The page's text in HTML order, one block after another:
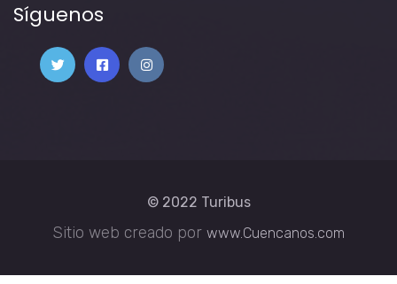
Síguenos
© 2022 Turibus
Sitio web creado por www.Cuencanos.com